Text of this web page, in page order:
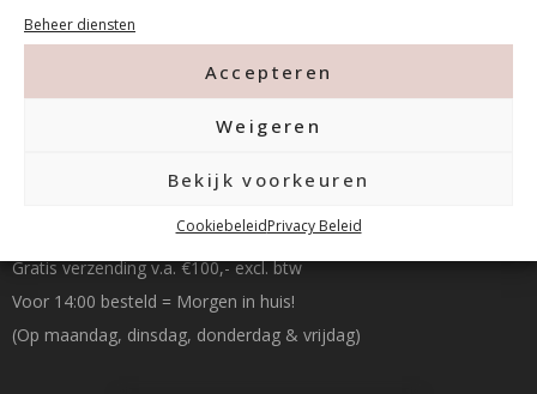
Beheer diensten
Accepteren
Weigeren
Bekijk voorkeuren
CookiebeleidPrivacy Beleid
info@mfacademy.nl
Betalen & Verzenden
Gratis verzending v.a. €100,- excl. btw
Voor 14:00 besteld = Morgen in huis!
(Op maandag, dinsdag, donderdag & vrijdag)